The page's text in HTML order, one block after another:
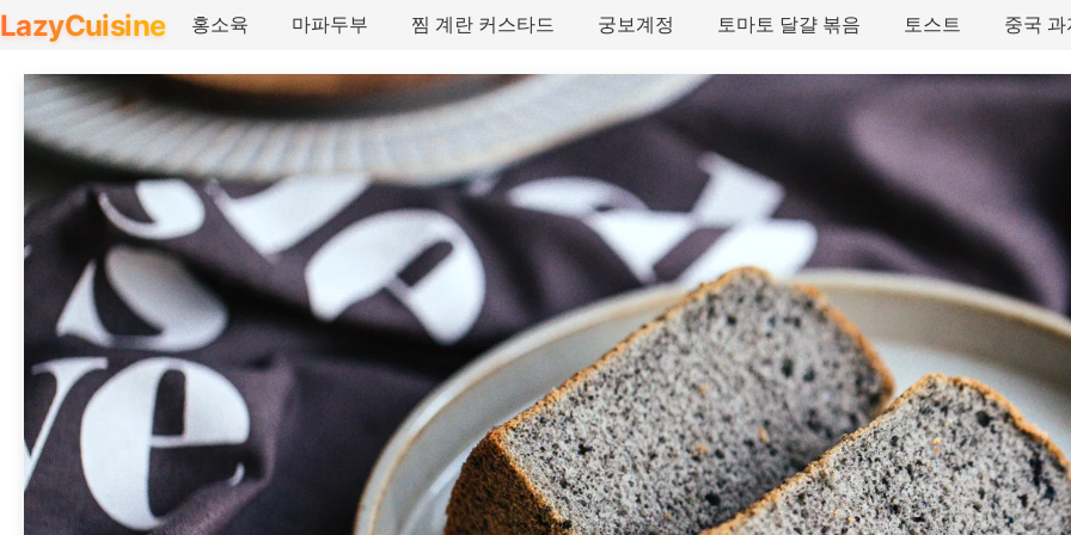
LazyCuisine 홍소육 마파두부 찜 계란 커스타드 궁보계정 토마토 달걀 볶음 토스트 중국